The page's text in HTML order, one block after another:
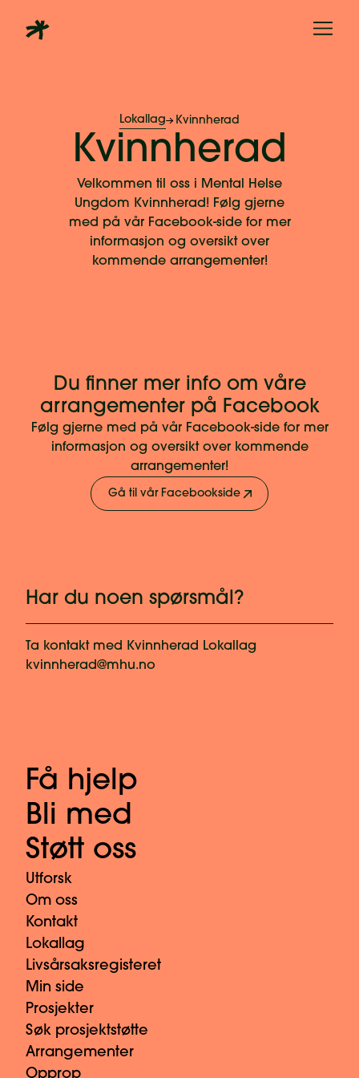
Lokallag Kvinnherad
Kvinnherad
Velkommen til oss i Mental Helse
Ungdom Kvinnherad! Følg gjerne
med på vår Facebook-side for mer
informasjon og oversikt over
kommende arrangementer!
Du finner mer info om våre
arrangementer på Facebook
Følg gjerne med på vår Facebook-side for mer
informasjon og oversikt over kommende
arrangementer!
Gå til vår Facebookside
Har du noen spørsmål?
Ta kontakt med Kvinnherad Lokallag
kvinnherad@mhu.no
Få hjelp
Bli med
Støtt oss
Utforsk
Om oss
Kontakt
Lokallag
Livsårsaksregisteret
Min side
Prosjekter
Søk prosjektstøtte
Arrangementer
Opprop